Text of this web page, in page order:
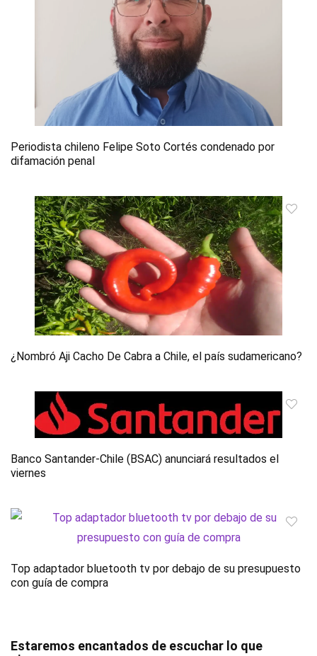
Periodista chileno Felipe Soto Cortés condenado por
difamación penal
¿Nombró Aji Cacho De Cabra a Chile, el país sudamericano?
Banco Santander-Chile (BSAC) anunciará resultados el
viernes
Top adaptador bluetooth tv por debajo de su presupuesto
con guía de compra
Estaremos encantados de escuchar lo que